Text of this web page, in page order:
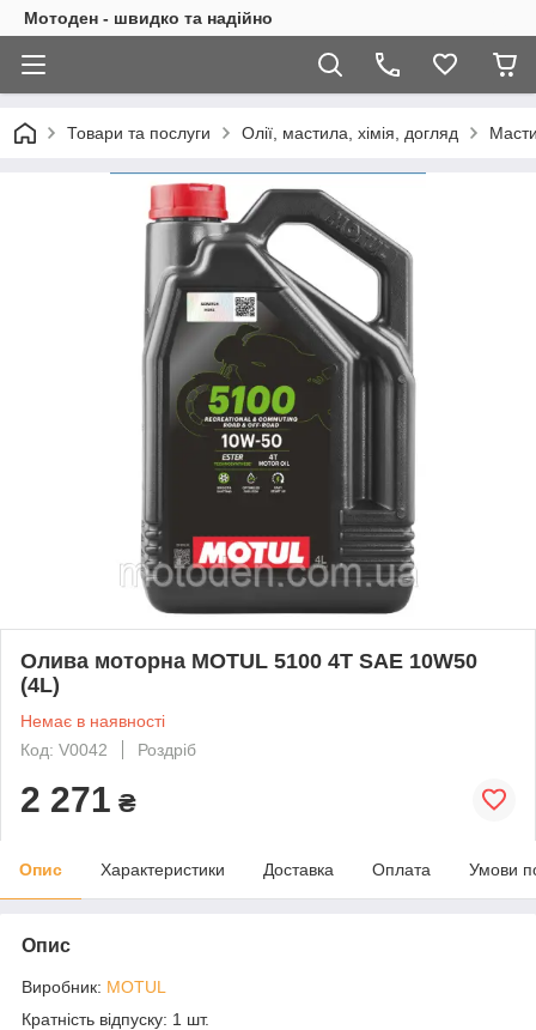
Мотоден - швидко та надійно
Товари та послуги Олії, мастила, хімія, догляд
Олива моторна MOTUL 5100 4T SAE 10W50
(4L)
Немає в наявності
Код: V0042
Роздріб
2 271 ₴
Опис Характеристики Доставка Оплата Умови
Опис
Виробник: MOTUL
Кратність відпуску: 1 шт.